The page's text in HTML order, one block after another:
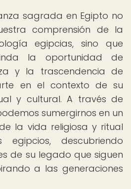
sagrada en Egipto no
comprensión de la
egipcias, sino que
la oportunidad de
y la trascendencia de
en el contexto de su
y cultural. A través de
sumergirnos en un
la vida religiosa y ritual
descubriendo
de su legado que siguen
a las generaciones